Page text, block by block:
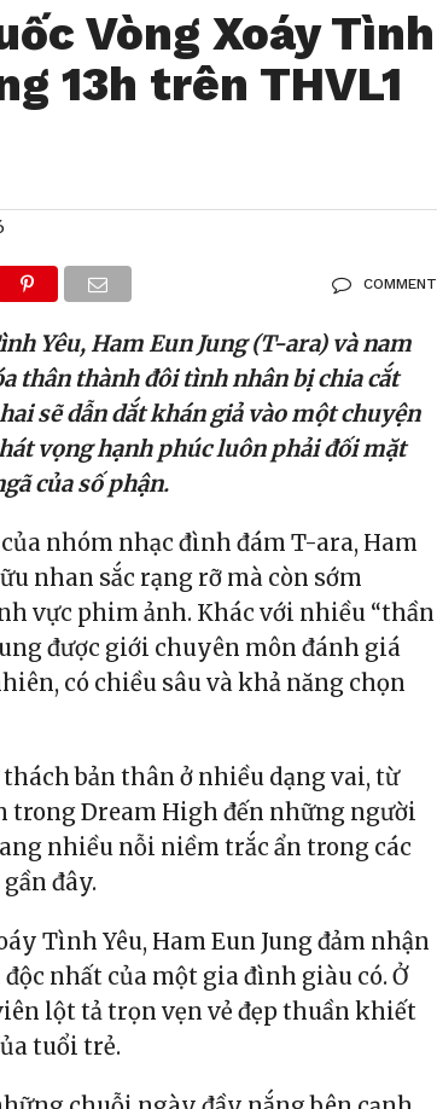
Vòng Xoáy Tình
13h trên THVL1
COMMENT
Yêu, Ham Eun Jung (T-ara) và nam
thân thành đôi tình nhân bị chia cắt
sẽ dẫn dắt khán giả vào một chuyện
vọng hạnh phúc luôn phải đối mặt
của số phận.
nhóm nhạc đình đám T-ara, Ham
nhan sắc rạng rỡ mà còn sớm
vực phim ảnh. Khác với nhiều “thần
được giới chuyên môn đánh giá
có chiều sâu và khả năng chọn
bản thân ở nhiều dạng vai, từ
Dream High đến những người
nhiều nỗi niềm trắc ẩn trong các
đây.
Tình Yêu, Ham Eun Jung đảm nhận
nhất của một gia đình giàu có. Ở
lột tả trọn vẹn vẻ đẹp thuần khiết
tuổi trẻ.